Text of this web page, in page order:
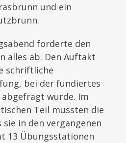
und ein
forderte den
alles ab. Den Auftakt
schriftliche
bei der fundiertes
abgefragt wurde. Im
Teil mussten die
sie in den vergangenen
13 Übungsstationen